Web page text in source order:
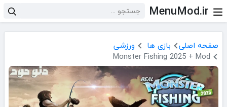
MenuMod.ir
صفحه اصلی بازی ها
ورزشی
Monster Fishing 2025 + Mod